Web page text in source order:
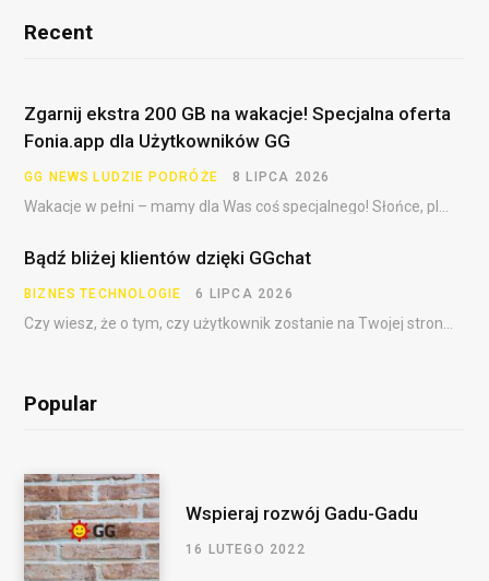
Recent
Zgarnij ekstra 200 GB na wakacje! Specjalna oferta
Fonia.app dla Użytkowników GG
GG NEWS LUDZIE PODRÓŻE 8 LIPCA 2026
Wakacje w pełni – mamy dla Was coś specjalnego! Słońce, plaża, festiwale, dalekie podróże i……
Bądź bliżej klientów dzięki GGchat
BIZNES TECHNOLOGIE 6 LIPCA 2026
Popular
Wspieraj rozwój Gadu-Gadu
16 LUTEGO 2022